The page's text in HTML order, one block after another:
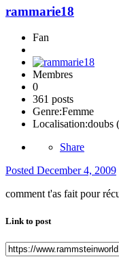
rammarie18
Fan
Membres
0
361 posts
Genre:Femme
Localisation:doubs
Share
Posted December 4, 2009
comment t'as fait pour
Link to post